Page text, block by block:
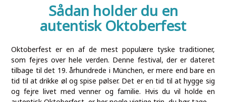
Sådan holder du en
autentisk Oktoberfest
Oktoberfest er en af de mest populære tyske traditioner,
som fejres over hele verden. Denne festival, der er dateret
tilbage til det 19. århundrede i München, er mere end bare en
tid til at drikke øl og spise pølser. Det er en tid til at hygge sig
og fejre livet med venner og familie. Hvis du vil holde en